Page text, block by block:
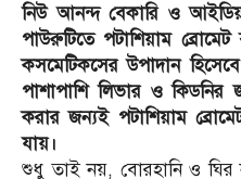
নিউ আনন্দ বেকারি ও
পাউরুটিতে পটাশিয়াম
কসমেটিকসের উপাদান
পাশাপাশি লিভার ও কিডনির
করার জন্যই পটাশিয়াম
যায়।
শুধু তাই নয়, বোরহানি ও ঘির